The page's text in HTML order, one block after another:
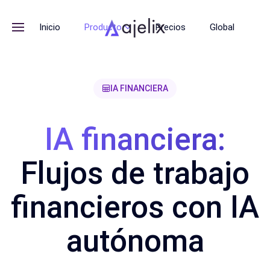
Inicio Producto Precios Global
IA FINANCIERA
IA financiera:
Flujos de trabajo
financieros con IA
autónoma